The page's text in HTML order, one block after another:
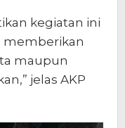
kegiatan ini
memberikan
maupun
jelas AKP